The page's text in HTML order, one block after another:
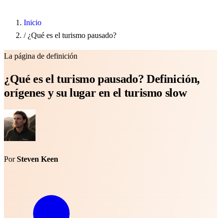
Inicio
/ ¿Qué es el turismo pausado?
La página de definición
¿Qué es el turismo pausado? Definición,
orígenes y su lugar en el turismo slow
Por Steven Keen